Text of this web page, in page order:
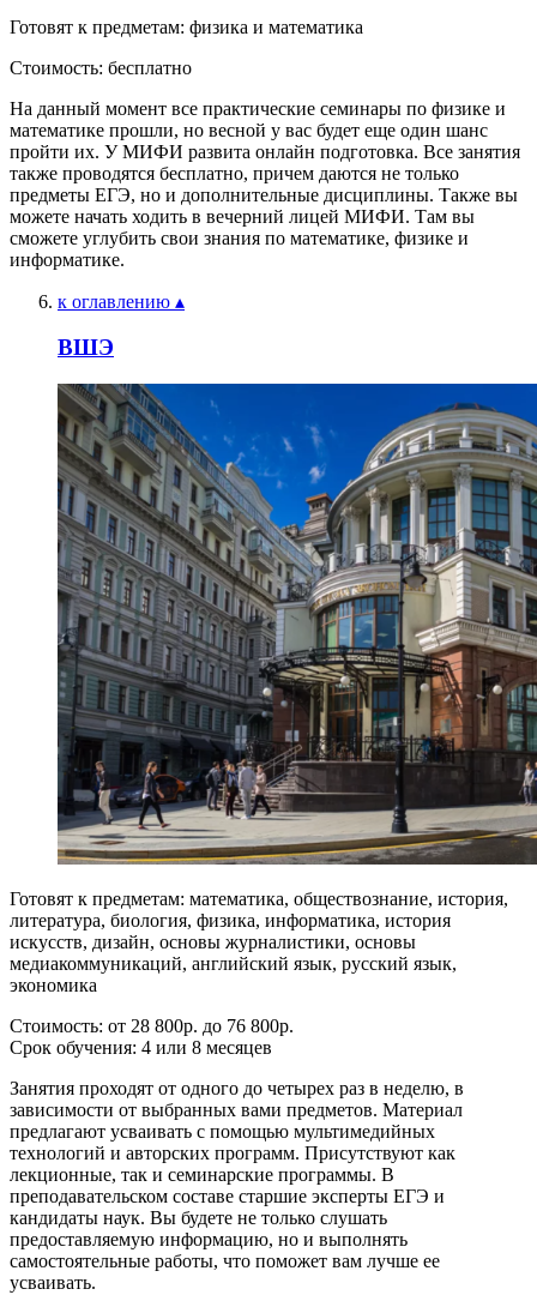
Готовят к предметам: физика и математика
Стоимость: бесплатно
На данный момент все практические семинары по физике и
математике прошли, но весной у вас будет еще один шанс
пройти их. У МИФИ развита онлайн подготовка. Все занятия
также проводятся бесплатно, причем даются не только
предметы ЕГЭ, но и дополнительные дисциплины. Также вы
можете начать ходить в вечерний лицей МИФИ. Там вы
сможете углубить свои знания по математике, физике и
информатике.
к оглавлению ▴
ВШЭ
Готовят к предметам: математика, обществознание, история,
литература, биология, физика, информатика, история
искусств, дизайн, основы журналистики, основы
медиакоммуникаций, английский язык, русский язык,
экономика
Стоимость: от 28 800р. до 76 800р.
Срок обучения: 4 или 8 месяцев
Занятия проходят от одного до четырех раз в неделю, в
зависимости от выбранных вами предметов. Материал
предлагают усваивать с помощью мультимедийных
технологий и авторских программ. Присутствуют как
лекционные, так и семинарские программы. В
преподавательском составе старшие эксперты ЕГЭ и
кандидаты наук. Вы будете не только слушать
предоставляемую информацию, но и выполнять
самостоятельные работы, что поможет вам лучше ее
усваивать.